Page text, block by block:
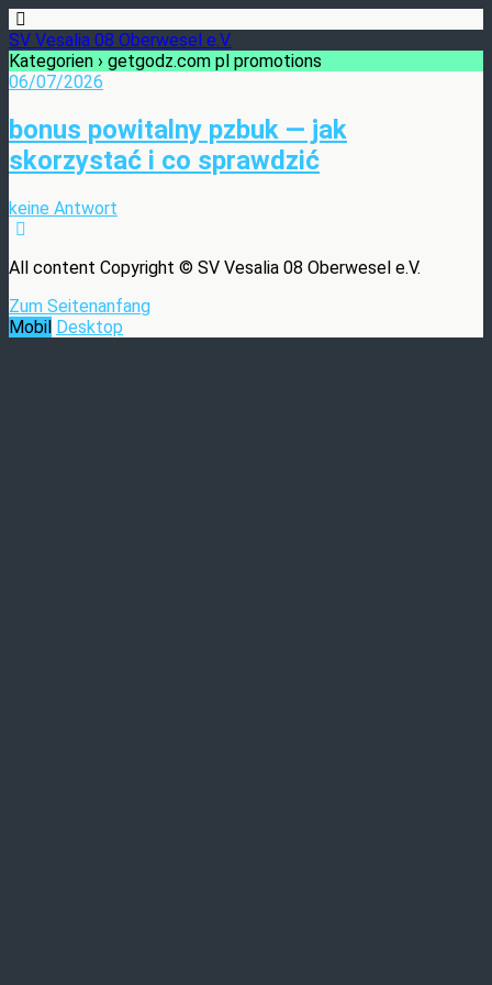
SV Vesalia 08 Oberwesel e.V.
Kategorien › getgodz.com pl promotions
06/07/2026
bonus powitalny pzbuk — jak
skorzystać i co sprawdzić
keine Antwort
All content Copyright © SV Vesalia 08 Oberwesel e.V.
Zum Seitenanfang
Mobil Desktop